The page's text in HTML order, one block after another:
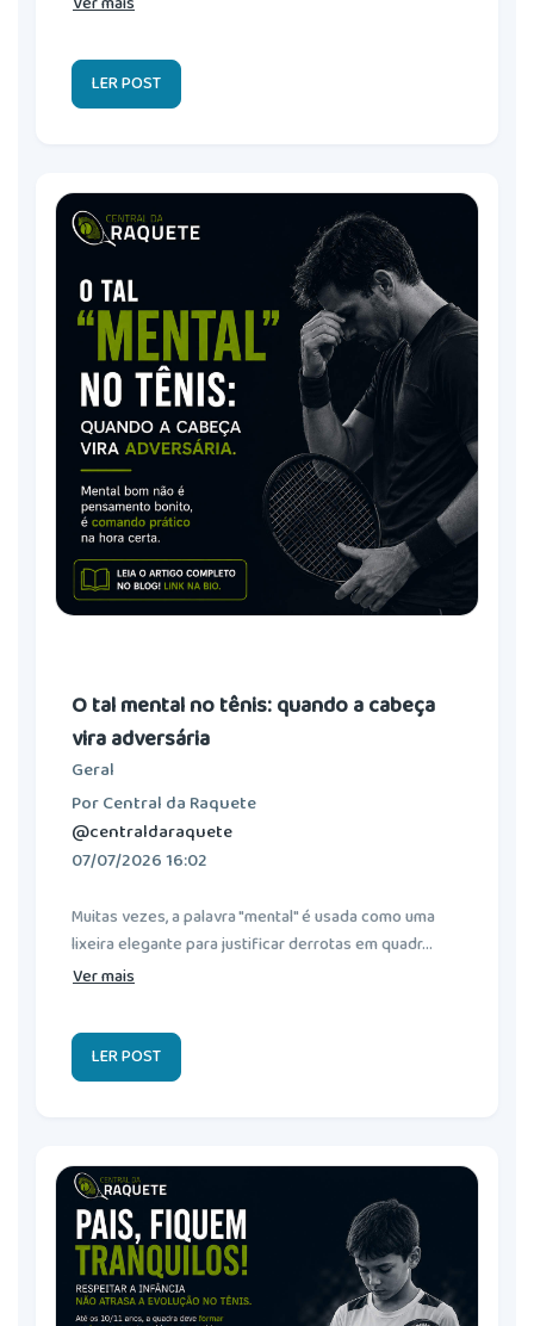
LER POST
O tal mental no tênis: quando a cabeça
vira adversária
Geral
Por Central da Raquete
@centraldaraquete
07/07/2026 16:02
Muitas vezes, a palavra "mental" é usada como uma
lixeira elegante para justificar derrotas em quadr...
Ver mais
LER POST